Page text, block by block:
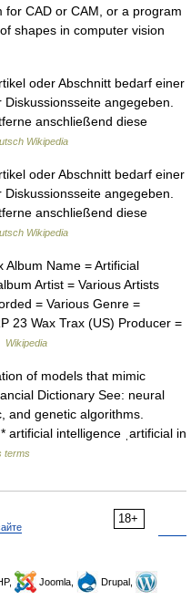
CAD or CAM, or a program
shapes in computer vision
oder Abschnitt bedarf einer
angegeben.
anschließend diese
Wikipedia
oder Abschnitt bedarf einer
angegeben.
anschließend diese
Wikipedia
Name = Artificial
Artist = Various Artists
= Various Genre =
23 Wax Trax (US) Producer =
Wikipedia
of models that mimic
Dictionary See: neural
and genetic algorithms.
artificial intelligence ˌartificial in
terms
18+
Joomla,
Drupal,